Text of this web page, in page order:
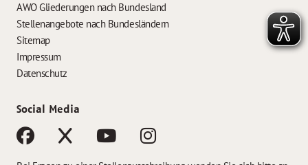
AWO Gliederungen nach Bundesland
Stellenangebote nach Bundesländern
Sitemap
Impressum
Datenschutz
Social Media